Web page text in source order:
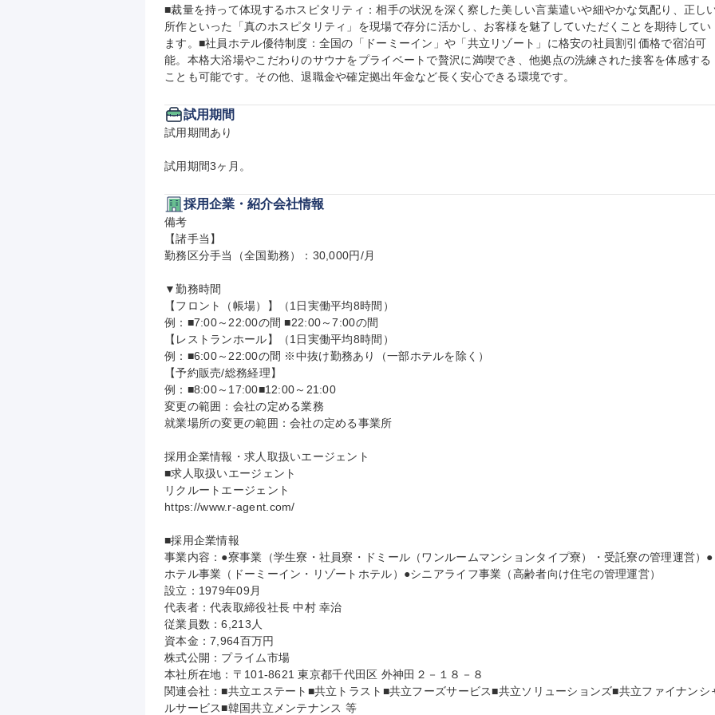
■裁量を持って体現するホスピタリティ：相手の状況を深く察した美しい言葉遣いや細やかな気配り、正し
所作といった「真のホスピタリティ」を現場で存分に活かし、お客様を魅了していただくことを期待してい
ます。■社員ホテル優待制度：全国の「ドーミーイン」や「共立リゾート」に格安の社員割引価格で宿泊可
能。本格大浴場やこだわりのサウナをプライベートで贅沢に満喫でき、他拠点の洗練された接客を体感する
ことも可能です。その他、退職金や確定拠出年金など長く安心できる環境です。
試用期間
試用期間あり
試用期間3ヶ月。
採用企業・紹介会社情報
備考
【諸手当】
勤務区分手当（全国勤務）：30,000円/月
▼勤務時間
【フロント（帳場）】（1日実働平均8時間）
例：■7:00～22:00の間 ■22:00～7:00の間
【レストランホール】（1日実働平均8時間）
例：■6:00～22:00の間 ※中抜け勤務あり（一部ホテルを除く）
【予約販売/総務経理】
例：■8:00～17:00■12:00～21:00
変更の範囲：会社の定める業務
就業場所の変更の範囲：会社の定める事業所
採用企業情報・求人取扱いエージェント
■求人取扱いエージェント
リクルートエージェント
https://www.r-agent.com/
■採用企業情報
事業内容：●寮事業（学生寮・社員寮・ドミール（ワンルームマンションタイプ寮）・受託寮の管理運営）●
ホテル事業（ドーミーイン・リゾートホテル）●シニアライフ事業（高齢者向け住宅の管理運営）
設立：1979年09月
代表者：代表取締役社長 中村 幸治
従業員数：6,213人
資本金：7,964百万円
株式公開：プライム市場
本社所在地：〒101-8621 東京都千代田区 外神田２－１８－８
関連会社：■共立エステート■共立トラスト■共立フーズサービス■共立ソリューションズ■共立ファイナンシ
ルサービス■韓国共立メンテナンス 等